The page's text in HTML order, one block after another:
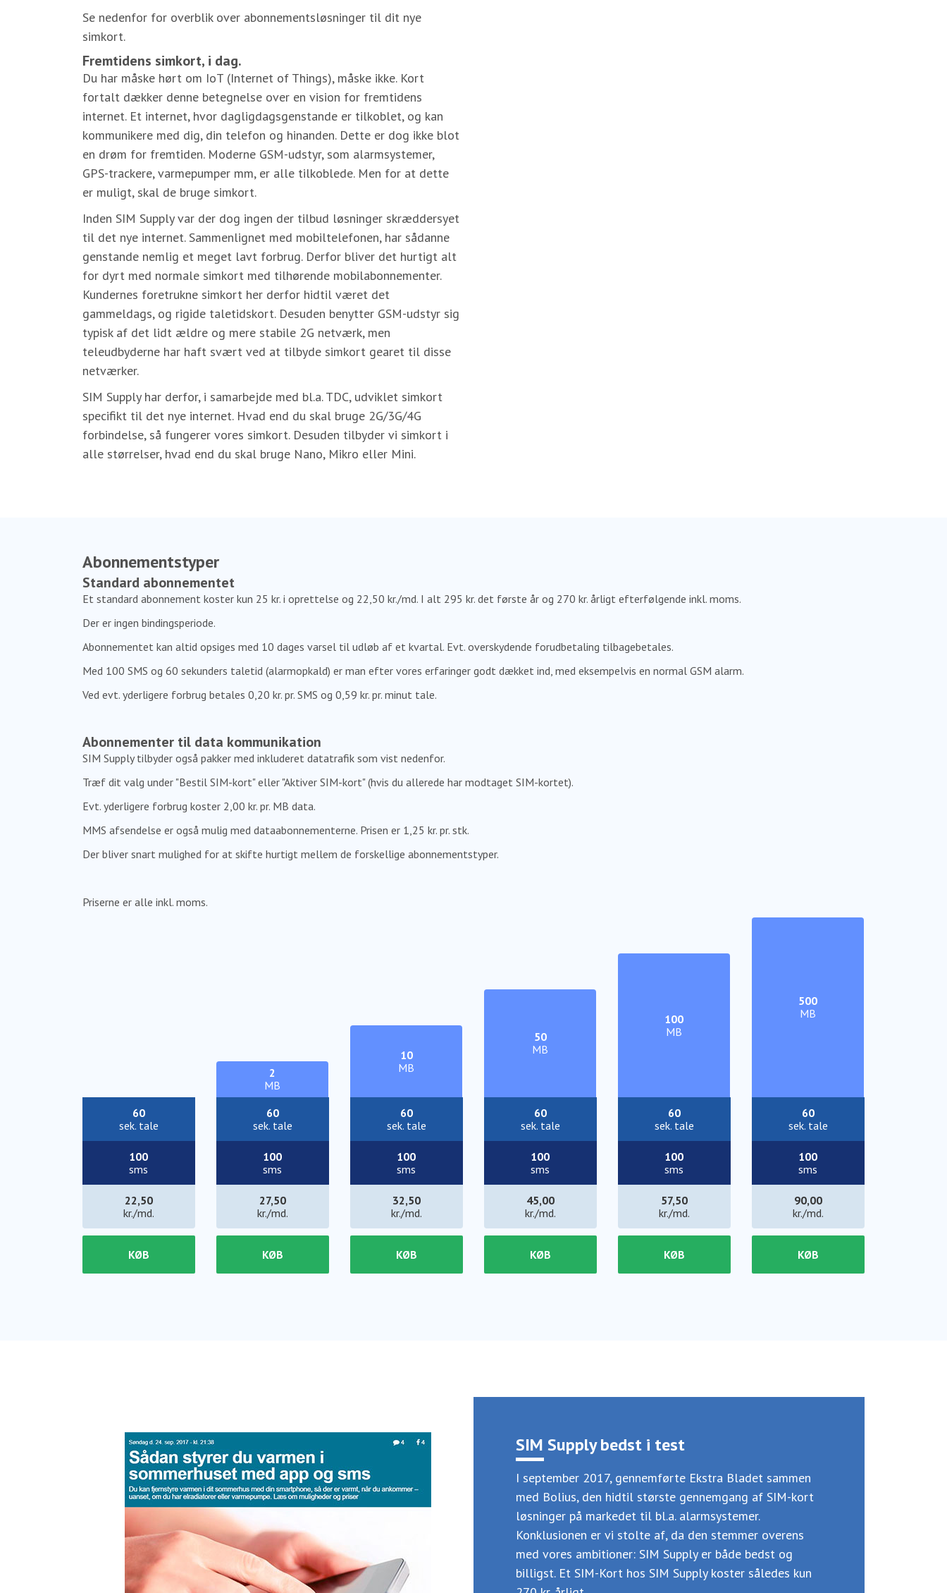
Se nedenfor for overblik over abonnementsløsninger til dit nye
simkort.
Fremtidens simkort, i dag.
Du har måske hørt om IoT (Internet of Things), måske ikke. Kort
fortalt dækker denne betegnelse over en vision for fremtidens
internet. Et internet, hvor dagligdagsgenstande er tilkoblet, og kan
kommunikere med dig, din telefon og hinanden. Dette er dog ikke blot
en drøm for fremtiden. Moderne GSM-udstyr, som alarmsystemer,
GPS-trackere, varmepumper mm, er alle tilkoblede. Men for at dette
er muligt, skal de bruge simkort.
Inden SIM Supply var der dog ingen der tilbud løsninger skræddersyet
til det nye internet. Sammenlignet med mobiltelefonen, har sådanne
genstande nemlig et meget lavt forbrug. Derfor bliver det hurtigt alt
for dyrt med normale simkort med tilhørende mobilabonnementer.
Kundernes foretrukne simkort her derfor hidtil været det
gammeldags, og rigide taletidskort. Desuden benytter GSM-udstyr sig
typisk af det lidt ældre og mere stabile 2G netværk, men
teleudbyderne har haft svært ved at tilbyde simkort gearet til disse
netværker.
SIM Supply har derfor, i samarbejde med bl.a. TDC, udviklet simkort
specifikt til det nye internet. Hvad end du skal bruge 2G/3G/4G
forbindelse, så fungerer vores simkort. Desuden tilbyder vi simkort i
alle størrelser, hvad end du skal bruge Nano, Mikro eller Mini.
Abonnementstyper
Standard abonnementet
Et standard abonnement koster kun 25 kr. i oprettelse og 22,50 kr./md. I alt 295 kr. det første år og 270 kr. årligt efterfølgende inkl. moms.
Der er ingen bindingsperiode.
Abonnementet kan altid opsiges med 10 dages varsel til udløb af et kvartal. Evt. overskydende forudbetaling tilbagebetales.
Med 100 SMS og 60 sekunders taletid (alarmopkald) er man efter vores erfaringer godt dækket ind, med eksempelvis en normal GSM alarm.
Ved evt. yderligere forbrug betales 0,20 kr. pr. SMS og 0,59 kr. pr. minut tale.
Abonnementer til data kommunikation
SIM Supply tilbyder også pakker med inkluderet datatrafik som vist nedenfor.
Træf dit valg under "Bestil SIM-kort" eller "Aktiver SIM-kort" (hvis du allerede har modtaget SIM-kortet).
Evt. yderligere forbrug koster 2,00 kr. pr. MB data.
MMS afsendelse er også mulig med dataabonnementerne. Prisen er 1,25 kr. pr. stk.
Der bliver snart mulighed for at skifte hurtigt mellem de forskellige abonnementstyper.
Priserne er alle inkl. moms.
60
sek. tale
100
sms
22,50
kr./md.
KØB
2
MB
60
sek. tale
100
sms
27,50
kr./md.
KØB
10
MB
60
sek. tale
100
sms
32,50
kr./md.
KØB
50
MB
60
sek. tale
100
sms
45,00
kr./md.
KØB
100
MB
60
sek. tale
100
sms
57,50
kr./md.
KØB
500
MB
60
sek. tale
100
sms
90,00
kr./md.
KØB
SIM Supply bedst i test
I september 2017, gennemførte Ekstra Bladet sammen
med Bolius, den hidtil største gennemgang af SIM-kort
løsninger på markedet til bl.a. alarmsystemer.
Konklusionen er vi stolte af, da den stemmer overens
med vores ambitioner: SIM Supply er både bedst og
billigst. Et SIM-Kort hos SIM Supply koster således kun